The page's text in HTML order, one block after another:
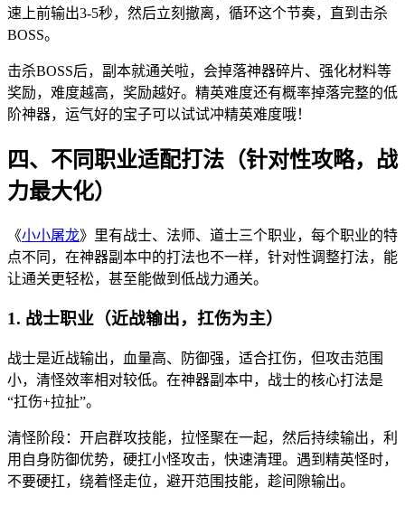
速上前输出3-5秒，然后立刻撤离，循环这个节奏，直到击杀
BOSS。
击杀BOSS后，副本就通关啦，会掉落神器碎片、强化材料等
奖励，难度越高，奖励越好。精英难度还有概率掉落完整的低
阶神器，运气好的宝子可以试试冲精英难度哦！
四、不同职业适配打法（针对性攻略，战
力最大化）
《小小屠龙》里有战士、法师、道士三个职业，每个职业的特
点不同，在神器副本中的打法也不一样，针对性调整打法，能
让通关更轻松，甚至能做到低战力通关。
1. 战士职业（近战输出，扛伤为主）
战士是近战输出，血量高、防御强，适合扛伤，但攻击范围
小，清怪效率相对较低。在神器副本中，战士的核心打法是
“扛伤+拉扯”。
清怪阶段：开启群攻技能，拉怪聚在一起，然后持续输出，利
用自身防御优势，硬扛小怪攻击，快速清理。遇到精英怪时，
不要硬扛，绕着怪走位，避开范围技能，趁间隙输出。